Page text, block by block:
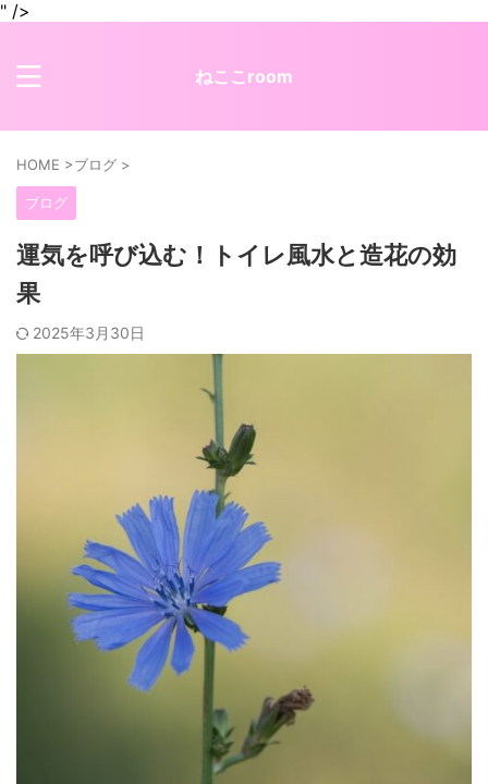
" />
ねここroom
HOME >ブログ >
ブログ
運気を呼び込む！トイレ風水と造花の効
果
2025年3月30日